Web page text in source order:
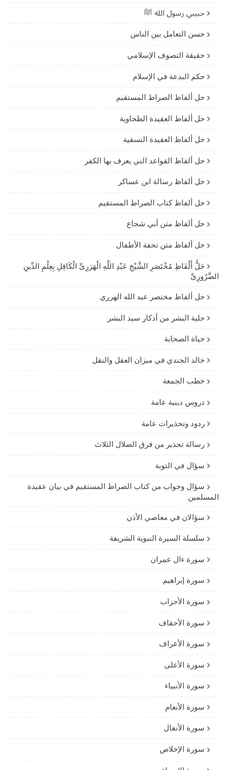
حبيبي رسول الله ﷺ
حسن التعامل بين الناس
حقيقة التصوف الإسلامي
حكم البدعة في الإسلام
حل ألفاظ الصراط المستقيم
حل ألفاظ العقيدة الطحاوية
حل ألفاظ العقيدة النسفية
حل ألفاظ القواعد التي يعرف بها الكفر
حل ألفاظ رسالة ابن عساكر
حل ألفاظ كتاب الصراط المستقيم
حل ألفاظ متن أبي شجاع
حل ألفاظ متن تحفة الأطفال
حَلُّ أَلْفَاظِ مُخْتَصَرِ الشَّيْخِ عَبْدِ اللَّهِ الْهَرَرِىِّ الْكَافِلِ بِعِلْمِ الدِّينِ
الضَّرُورِىِّ
حل ألفاظ مختصر عبد الله الهرري
حلية البشر من أذكار سيد البشر
حياة الصحابة
خالد الجندي في ميزان العقل والنقل
خطب الجمعة
دروس دينية عامة
ردود وتحذيرات عامة
رسالة تحذير من فرق الضلال الثلاث
سؤال في التوبة
سؤال وجواب من كتاب الصراط المستقيم في بيان عقيدة
المسلمين
سؤالان في معاصي الأذن
سلسلة السيرة النبوية الشريفة
سورة ءال عمران
سورة إبراهيم
سورة الأحزاب
سورة الأحقاف
سورة الأعراف
سورة الأعلى
سورة الأنبياء
سورة الأنعام
سورة الأنفال
سورة الإخلاص